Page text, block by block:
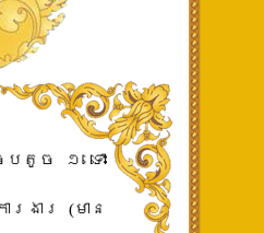
តូច​ ​១​ ​ទោះ​
រងារ​ ​(​មាន​